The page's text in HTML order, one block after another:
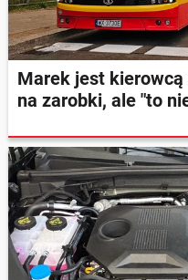
Marek jest
na zarobki, ale "to